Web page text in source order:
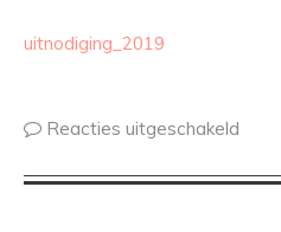
uitnodiging_2019
Reacties uitgeschakeld